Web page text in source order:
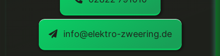
info@elektro-zweering.de